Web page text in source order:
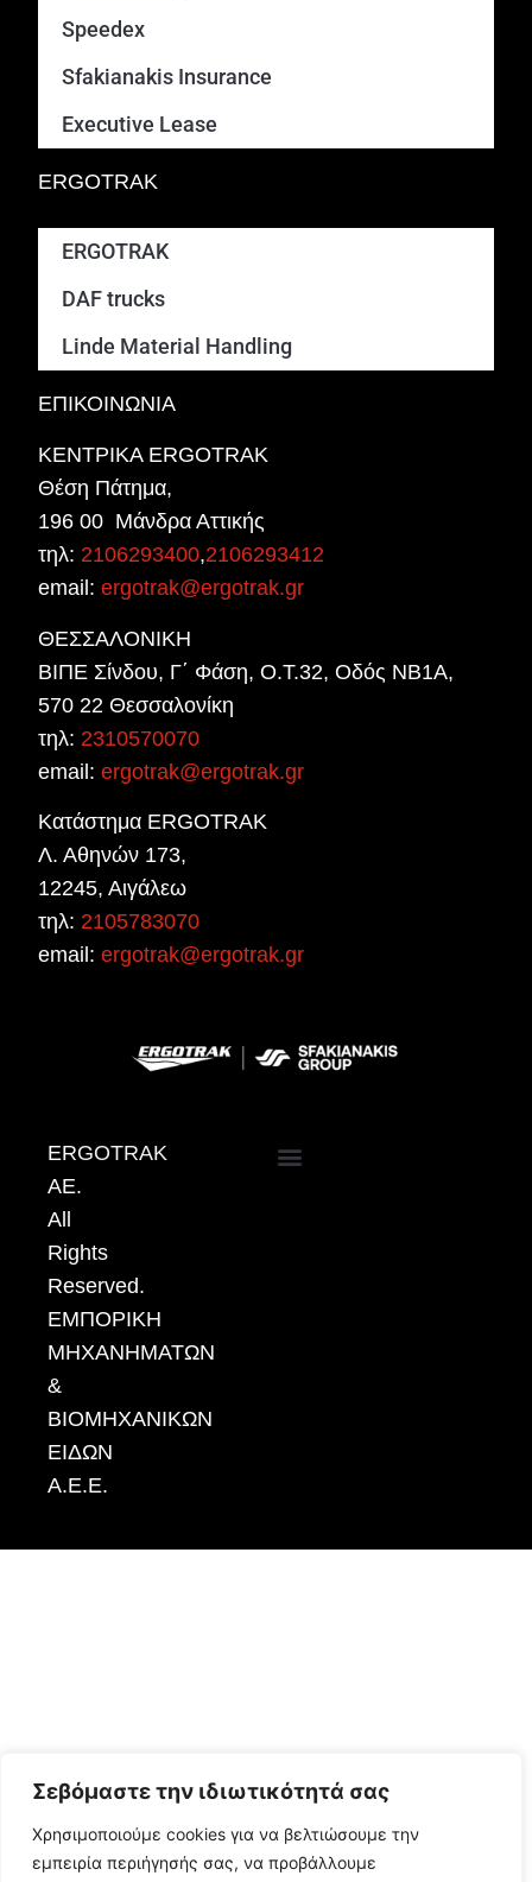
Σεβόμαστε την ιδιωτικότητά σας
Χρησιμοποιούμε cookies για να βελτιώσουμε την
εμπειρία περιήγησής σας, να προβάλλουμε
Speedex
Sfakianakis Insurance
Executive Lease
ERGOTRAK
ERGOTRAK
DAF trucks
Linde Material Handling
ΕΠΙΚΟΙΝΩΝΙΑ
ΚΕΝΤΡΙΚΑ ERGOTRAK
Θέση Πάτημα,
196 00 Μάνδρα Αττικής
τηλ: 2106293400,2106293412
email:ergotrak@ergotrak.gr
ΘΕΣΣΑΛΟΝΙΚΗ
ΒΙΠΕ Σίνδου, Γ΄ Φάση, Ο.Τ.32, Οδός ΝΒ1Α,
570 22 Θεσσαλονίκη
τηλ: 2310570070
email:ergotrak@ergotrak.gr
Κατάστημα ERGOTRAK
Λ. Αθηνών 173,
12245, Αιγάλεω
τηλ: 2105783070
email:ergotrak@ergotrak.gr
ERGOTRAK
AE.
All
Rights
Reserved.
ΕΜΠΟΡΙΚΗ
ΜΗΧΑΝΗΜΑΤΩΝ
&
ΒΙΟΜΗΧΑΝΙΚΩΝ
ΕΙΔΩΝ
Α.Ε.Ε.